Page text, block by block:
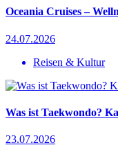
Oceania Cruises –
24.07.2026
Reisen & Kultur
Was ist Taekwondo?
23.07.2026